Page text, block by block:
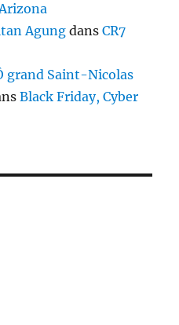
Agung dansCR7
grand Saint-Nicolas
Black Friday, Cyber